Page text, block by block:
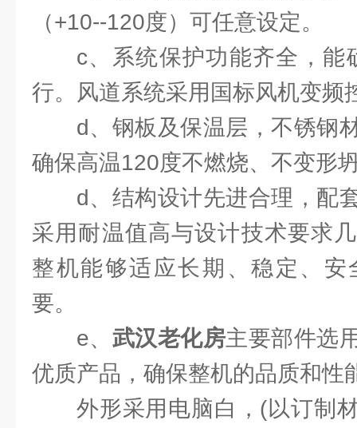
（+10--120度）可任意设定。
c、系统保护功能齐全，能
行。风道系统采用国标风机变频
d、钢板及保温层，不锈钢
确保高温120度不燃烧、不变形
d、结构设计先进合理，配
采用耐温值高与设计技术要求
整机能够适应长期、稳定、
要。
e、 武汉老化房主要部件选
优质产品，确保整机的品质和性
外形采用电脑白，(以订制